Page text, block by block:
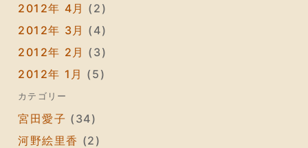
2012年 4月 (2)
2012年 3月 (4)
2012年 2月 (3)
2012年 1月 (5)
カテゴリー
宮田愛子 (34)
河野絵里香 (2)